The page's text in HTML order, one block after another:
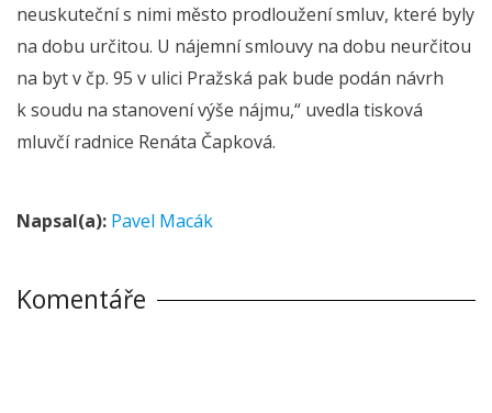
neuskuteční s nimi město prodloužení smluv, které byly
na dobu určitou. U nájemní smlouvy na dobu neurčitou
na byt v čp. 95 v ulici Pražská pak bude podán návrh
k soudu na stanovení výše nájmu,“ uvedla tisková
mluvčí radnice Renáta Čapková.
Napsal(a): Pavel Macák
Komentáře